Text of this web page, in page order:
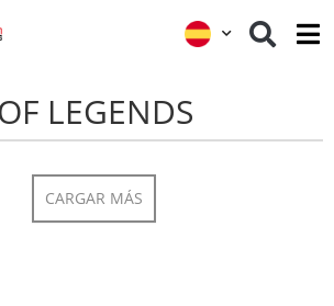
LEGENDS
CARGAR MÁS